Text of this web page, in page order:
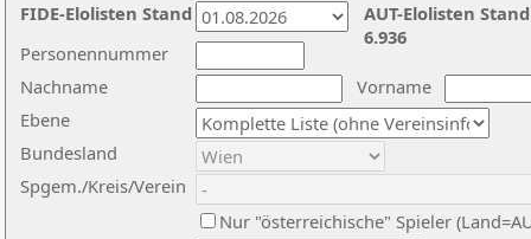
Nachname
Vorname
Ebene
Personennummer
Bundesland
Spgem./Kreis/Verein
Nur "österreichische" Spieler
AUT-Elolisten
6.936
FIDE-Elolisten Stand